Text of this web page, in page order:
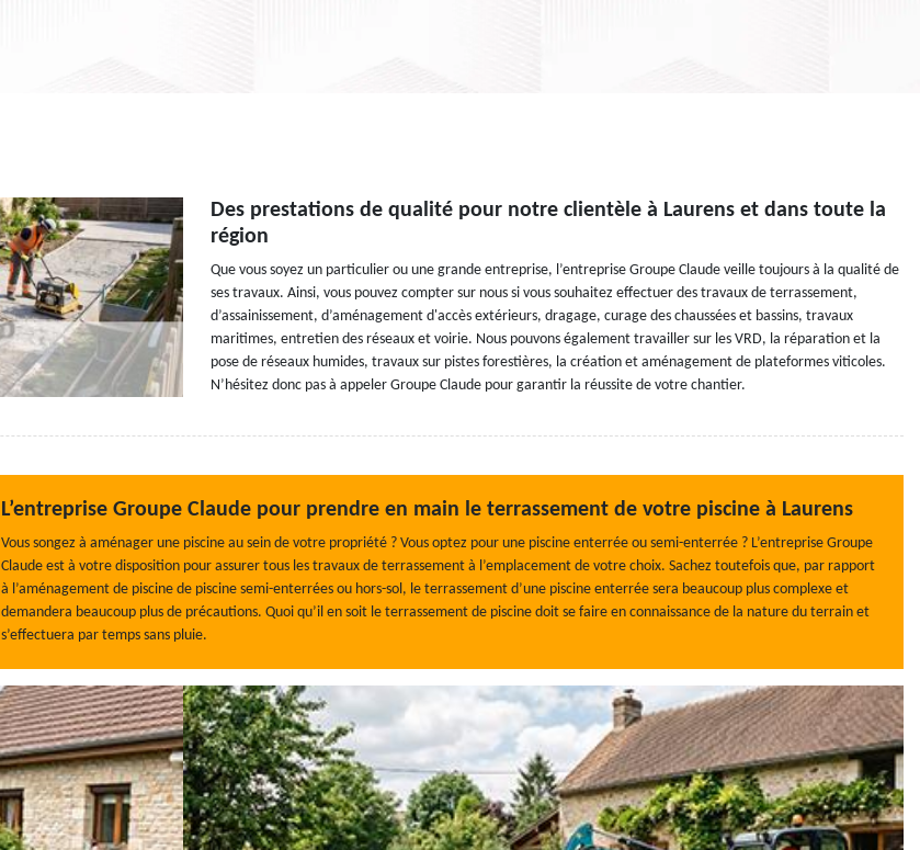
Des prestations de qualité pour notre clientèle à Laurens et dans toute la
région
Que vous soyez un particulier ou une grande entreprise, l’entreprise Groupe Claude veille toujours à la qualité de
ses travaux. Ainsi, vous pouvez compter sur nous si vous souhaitez effectuer des travaux de terrassement,
d’assainissement, d’aménagement d'accès extérieurs, dragage, curage des chaussées et bassins, travaux
maritimes, entretien des réseaux et voirie. Nous pouvons également travailler sur les VRD, la réparation et la
pose de réseaux humides, travaux sur pistes forestières, la création et aménagement de plateformes viticoles.
N’hésitez donc pas à appeler Groupe Claude pour garantir la réussite de votre chantier.
L’entreprise Groupe Claude pour prendre en main le terrassement de votre piscine à Laurens
Vous songez à aménager une piscine au sein de votre propriété ? Vous optez pour une piscine enterrée ou semi-enterrée ? L’entreprise Groupe
Claude est à votre disposition pour assurer tous les travaux de terrassement à l’emplacement de votre choix. Sachez toutefois que, par rapport
à l’aménagement de piscine de piscine semi-enterrées ou hors-sol, le terrassement d’une piscine enterrée sera beaucoup plus complexe et
demandera beaucoup plus de précautions. Quoi qu’il en soit le terrassement de piscine doit se faire en connaissance de la nature du terrain et
s’effectuera par temps sans pluie.